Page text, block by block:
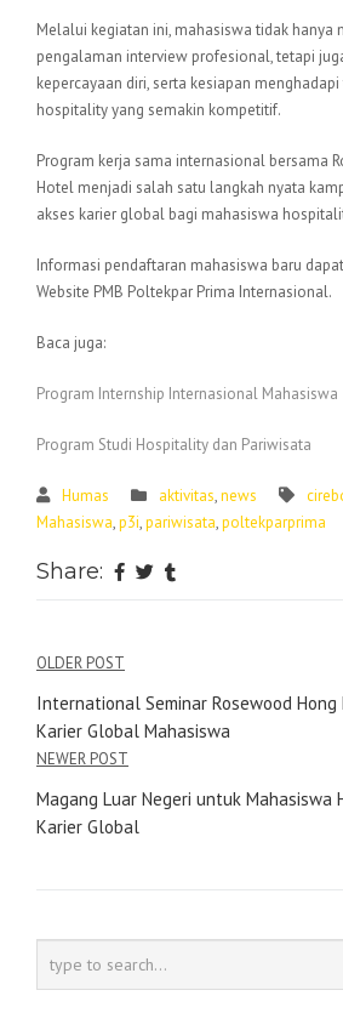
Melalui kegiatan ini, mahasiswa tidak hanya
pengalaman interview profesional, tetapi
kepercayaan diri, serta kesiapan
hospitality yang semakin kompetitif.
Program kerja sama internasional bersama
Hotel menjadi salah satu langkah nyata
akses karier global bagi mahasiswa
Informasi pendaftaran mahasiswa baru
Website PMB Poltekpar Prima Internasional.
Baca juga:
Program Internship Internasional Mahasiswa
Program Studi Hospitality dan Pariwisata
Humas aktivitas,news
Mahasiswa,p3i,pariwisata,poltekparprima
Share:
OLDER POST
International Seminar Rosewood Hong
Karier Global Mahasiswa
NEWER POST
Magang Luar Negeri untuk Mahasiswa
Karier Global